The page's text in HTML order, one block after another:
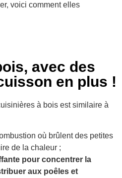
voici comment elles
avec des
en plus !
à bois est similaire à
où brûlent des petites
de la chaleur ;
pour concentrer la
aux poêles et